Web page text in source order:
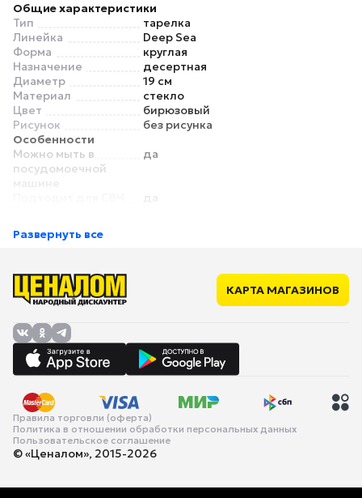
Общие характеристики
Тип
тарелка
Линейка
Deep Sea
Форма
круглая
Назначение
десертная
Диаметр
19 см
Материал
стекло
Цвет
бирюзовый
Рисунок
без рисунка
Особенности
Можно мыть в
посудомоечной
да
да
Высота
Развернуть все
КАРТА МАГАЗИНОВ
Правила торговли (оферта)
Политика в отношении обработки персональных данных
Пользовательское соглашение
© «Ценалом», 2015-2026